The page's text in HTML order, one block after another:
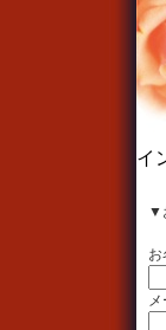
イ
▼
お